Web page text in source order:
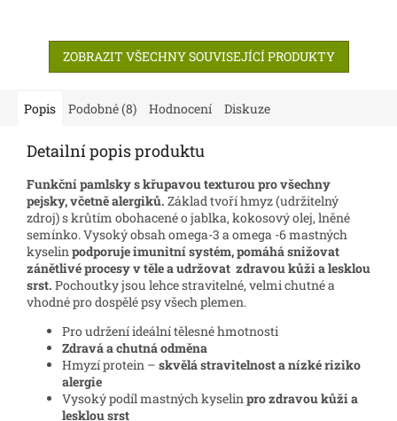
lososový olej. Bez obsahu
obilovin,...ZOBRAZIT VŠECHNY SOUVISEJÍCÍ PRODUKTY
Popis Podobné (8) Hodnocení Diskuze
Detailní popis produktu
Funkční pamlsky s křupavou texturoupro všechny
pejsky, včetně alergiků. Základ tvoří hmyz (udržitelný
zdroj) s krůtím obohacené o jablka, kokosový olej, lněné
semínko. Vysoký obsah omega-3 a omega -6 mastných
kyselinpodporuje imunitní systém, pomáhá snižovat
zánětlivé procesy v těle a udržovat zdravou kůži a lesklou
srst. Pochoutky jsou lehce stravitelné, velmi chutné a
vhodné pro dospělé psy všech plemen.
Pro udržení ideální tělesné hmotnosti
Zdravá a chutná odměna
Hmyzí protein – skvělá stravitelnost a nízké riziko
alergie
Vysoký podíl mastných kyselinpro zdravou kůži a
lesklou srst